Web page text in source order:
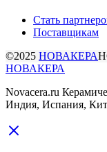
Стать
Поставщикам
©2025 НОВАКЕРА
НОВАКЕРА
Novacera.ru
Индия, Испания,